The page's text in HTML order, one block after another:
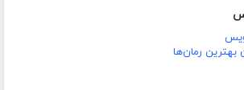
بهترین رمان‌ها